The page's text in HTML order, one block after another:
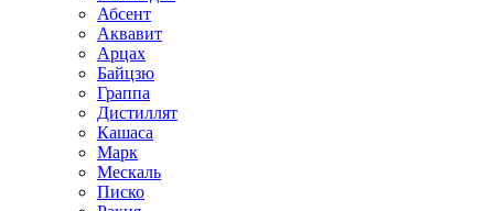
Абсент
Аквавит
Арцах
Байцзю
Граппа
Дистиллят
Кашаса
Марк
Мескаль
Писко